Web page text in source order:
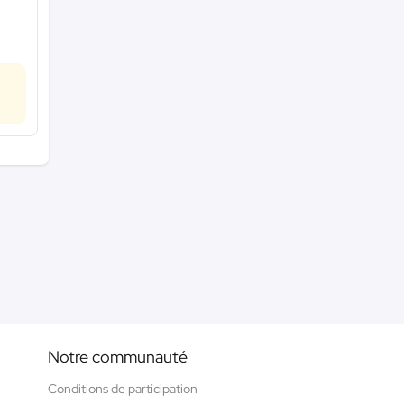
Notre communauté
Conditions de participation